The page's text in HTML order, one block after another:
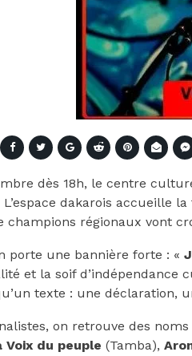
dès 18h, le centre
dakarois accueille
champions régionaux vont
porte une bannière forte : «
et la soif
texte : une déclaration,
on retrouve des
Voix du peuple (Tamba),